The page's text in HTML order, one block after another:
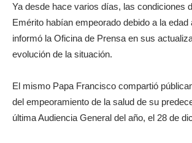
Ya desde hace varios días, las condiciones
Emérito habían empeorado debido a la
informó la Oficina de Prensa en sus
evolución de la situación.
El mismo Papa Francisco compartió
del empeoramiento de la salud de su
última Audiencia General del año, el 28 de